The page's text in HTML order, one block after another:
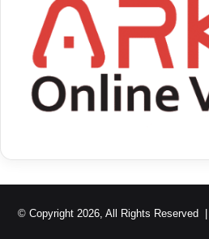
© Copyright 2026, All Rights Reserved |